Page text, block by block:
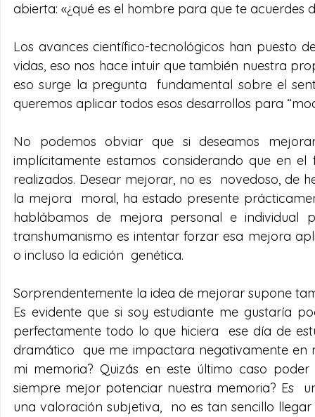
abierta: «¿qué es el hombre para que te acuerdes
Los avances científico-tecnológicos han puesto
vidas, eso nos hace intuir que también nuestra
eso surge la pregunta  fundamental sobre el
queremos aplicar todos esos desarrollos para
No podemos obviar que si deseamos
implícitamente estamos considerando que en
realizados. Desear mejorar, no es  novedoso, de
la mejora  moral, ha estado presente
hablábamos de mejora personal e individual
transhumanismo es intentar forzar esa mejora
o incluso la edición  genética.
Sorprendentemente la idea de mejorar supone
Es evidente que si soy estudiante me gustaría
perfectamente todo lo que hiciera  ese día de
dramático  que me impactara negativamente en
mi memoria? Quizás en este último caso
siempre mejor potenciar nuestra memoria? Es
una valoración subjetiva,  no es tan sencillo